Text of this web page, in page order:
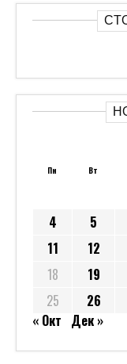
Пн Вт
4
5
11
12
18
19
25
26
« Окт Дек »